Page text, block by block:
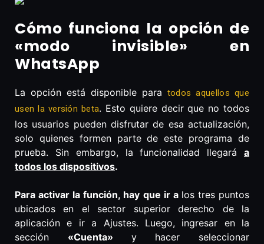
Cómo funciona la opción de
«modo invisible» en
WhatsApp
La opción está disponible para todos aquellos que
usen la versión beta. Esto quiere decir que no todos
los usuarios pueden disfrutar de esa actualización,
solo quienes formen parte de este programa de
prueba. Sin embargo, la funcionalidad llegará a
todos los dispositivos.
Para activar la función, hay que ir a los tres puntos
ubicados en el sector superior derecho de la
aplicación e ir a Ajustes. Luego, ingresar en la
sección «Cuenta» y hacer seleccionar